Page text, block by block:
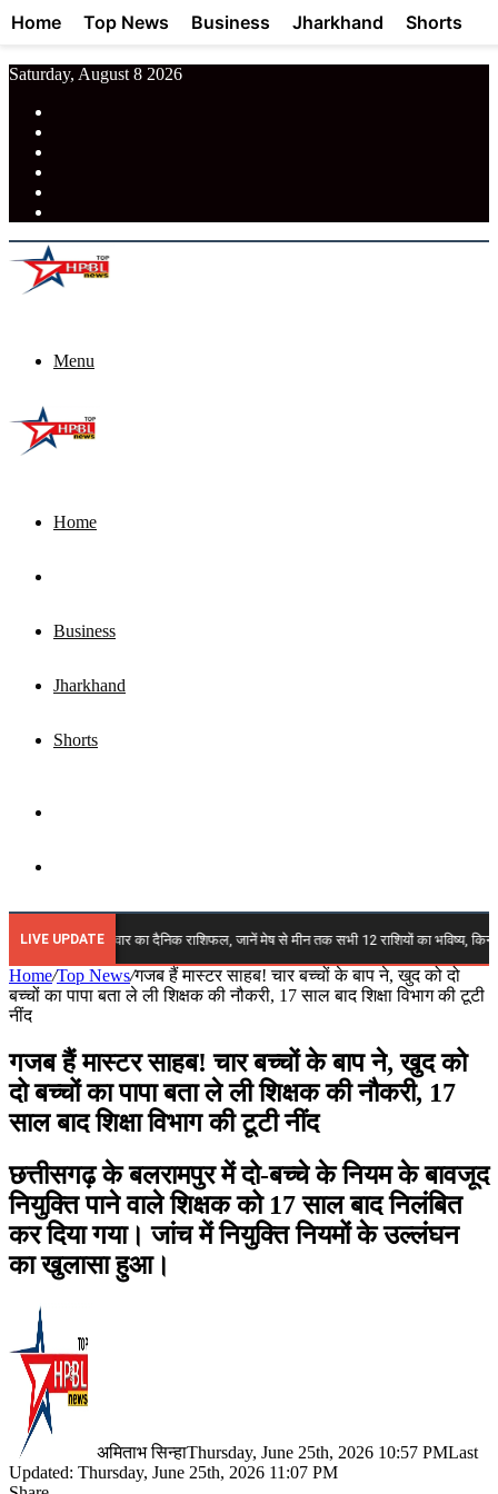
Saturday, August 8 2026
Menu
Home
Business
Jharkhand
Shorts
for
LIVE UPDATE
रविवार का दैनिक राशिफल, जानें मेष से मीन तक सभी 12 राशियों का भविष्य, किन पर
Home/Top News/गजब हैं मास्टर साहब! चार बच्चों के बाप ने, खुद को दो
बच्चों का पापा बता ले ली शिक्षक की नौकरी, 17 साल बाद शिक्षा विभाग की टूटी
नींद
गजब हैं मास्टर साहब! चार बच्चों के बाप ने, खुद को
दो बच्चों का पापा बता ले ली शिक्षक की नौकरी, 17
साल बाद शिक्षा विभाग की टूटी नींद
छत्तीसगढ़ के बलरामपुर में दो-बच्चे के नियम के बावजूद
नियुक्ति पाने वाले शिक्षक को 17 साल बाद निलंबित
कर दिया गया। जांच में नियुक्ति नियमों के उल्लंघन
का खुलासा हुआ।
अमिताभ सिन्हाThursday, June 25th, 2026 10:57 PMLast
Updated: Thursday, June 25th, 2026 11:07 PM
Home Top News Business Jharkhand Shorts